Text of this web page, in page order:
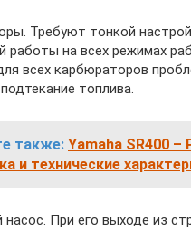
Требуют тонкой
работы на всех режимах
всех карбюраторов
топлива.
также: Yamaha SR400
и технические
насос. При его выходе из